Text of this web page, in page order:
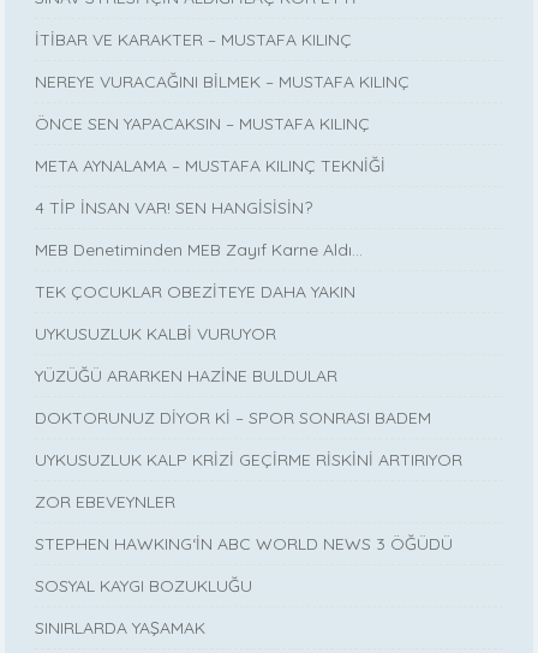
İTİBAR VE KARAKTER – MUSTAFA KILINÇ
NEREYE VURACAĞINI BİLMEK – MUSTAFA KILINÇ
ÖNCE SEN YAPACAKSIN – MUSTAFA KILINÇ
META AYNALAMA – MUSTAFA KILINÇ TEKNİĞİ
4 TİP İNSAN VAR! SEN HANGİSİSİN?
MEB Denetiminden MEB Zayıf Karne Aldı…
TEK ÇOCUKLAR OBEZİTEYE DAHA YAKIN
UYKUSUZLUK KALBİ VURUYOR
YÜZÜĞÜ ARARKEN HAZİNE BULDULAR
DOKTORUNUZ DİYOR Kİ – SPOR SONRASI BADEM
UYKUSUZLUK KALP KRİZİ GEÇİRME RİSKİNİ ARTIRIYOR
ZOR EBEVEYNLER
STEPHEN HAWKING‘İN ABC WORLD NEWS 3 ÖĞÜDÜ
SOSYAL KAYGI BOZUKLUĞU
SINIRLARDA YAŞAMAK